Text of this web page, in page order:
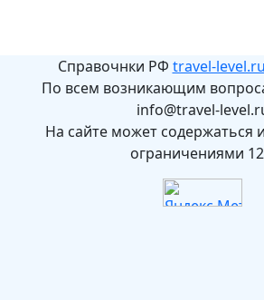
Справочнки РФ travel-level.ru
По всем возникающим
info@travel-
На сайте может содержаться
ограничениями